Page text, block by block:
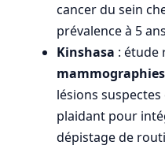
cancer du sein
prévalence à 5
Kinshasa : étude
mammographies
lésions
plaidant pour
dépistage de